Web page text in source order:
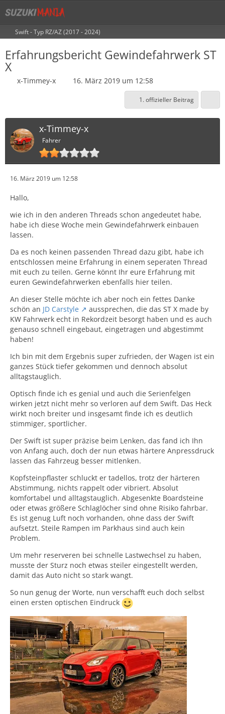
Swift - Typ RZ/AZ (2017 - 2024)
Erfahrungsbericht Gewindefahrwerk ST
X
x-Timmey-x 16. März 2019 um 12:58
1. offizieller Beitrag
x-Timmey-x
Fahrer
16. März 2019 um 12:58
Hallo,
wie ich in den anderen Threads schon angedeutet habe,
habe ich diese Woche mein Gewindefahrwerk einbauen
lassen.
Da es noch keinen passenden Thread dazu gibt, habe ich
entschlossen meine Erfahrung in einem seperaten Thread
mit euch zu teilen. Gerne könnt Ihr eure Erfahrung mit
euren Gewindefahrwerken ebenfalls hier teilen.
An dieser Stelle möchte ich aber noch ein fettes Danke
schön an JD Carstyle
aussprechen, die das ST X made by
KW Fahrwerk echt in Rekordzeit besorgt haben und es auch
genauso schnell eingebaut, eingetragen und abgestimmt
haben!
Ich bin mit dem Ergebnis super zufrieden, der Wagen ist ein
ganzes Stück tiefer gekommen und dennoch absolut
alltagstauglich.
Optisch finde ich es genial und auch die Serienfelgen
wirken jetzt nicht mehr so verloren auf dem Swift. Das Heck
wirkt noch breiter und insgesamt finde ich es deutlich
stimmiger, sportlicher.
Der Swift ist super präzise beim Lenken, das fand ich Ihn
von Anfang auch, doch der nun etwas härtere Anpressdruck
lassen das Fahrzeug besser mitlenken.
Kopfsteinpflaster schluckt er tadellos, trotz der härteren
Abstimmung, nichts rappelt oder vibriert. Absolut
komfortabel und alltagstauglich. Abgesenkte Boardsteine
oder etwas größere Schlaglöcher sind ohne Risiko fahrbar.
Es ist genug Luft noch vorhanden, ohne dass der Swift
aufsetzt. Steile Rampen im Parkhaus sind auch kein
Problem.
Um mehr reserveren bei schnelle Lastwechsel zu haben,
musste der Sturz noch etwas steiler eingestellt werden,
damit das Auto nicht so stark wangt.
So nun genug der Worte, nun verschafft euch doch selbst
einen ersten optischen Eindruck